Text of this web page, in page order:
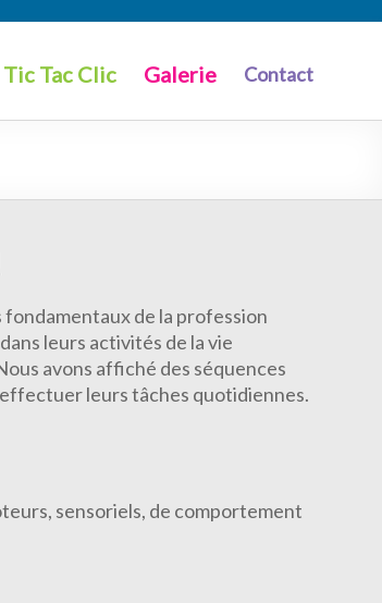
Tac Clic Galerie Contact
de la profession
leurs activités de la vie
avons affiché des séquences
effectuer leurs tâches quotidiennes.
sensoriels, de comportement